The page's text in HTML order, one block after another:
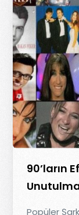
90’ların
Popüler